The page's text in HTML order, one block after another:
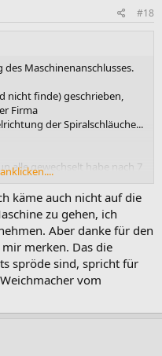
#18
Maschinenanschlusses.
nicht finde) geschrieben,
Firma
der Spiralschläuche...
alle gewechselt habe nach 7
(reißen überall ein),
der "richtigen"
die Maschine, siehe
rechts Bernardo (linksrum):
käme auch nicht auf die
zu gehen, ich
Aber danke für den
merken. Das die
spröde sind, spricht für
vom